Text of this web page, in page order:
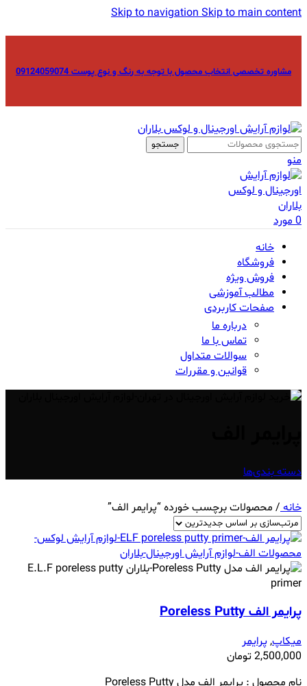
Skip to navigationSkip to main content
مشاوره تخصصی انتخاب محصول با توجه به رنگ و نوع پوست 09124059074
جستجو
منو
0مورد
خانه
فروشگاه
فروش ویژه
مطالب آموزشی
صفحات کاربردی
درباره ما
تماس با ما
سوالات متداول
قوانین و مقررات
دسته بندی‌ها
خانه/ محصولات برچسب خورده “پرایمر الف”
پرایمر الف Poreless Putty
میکاپ,پرایمر
2,500,000تومان
نام محصول : پرایمر الف مدل Poreless Putty